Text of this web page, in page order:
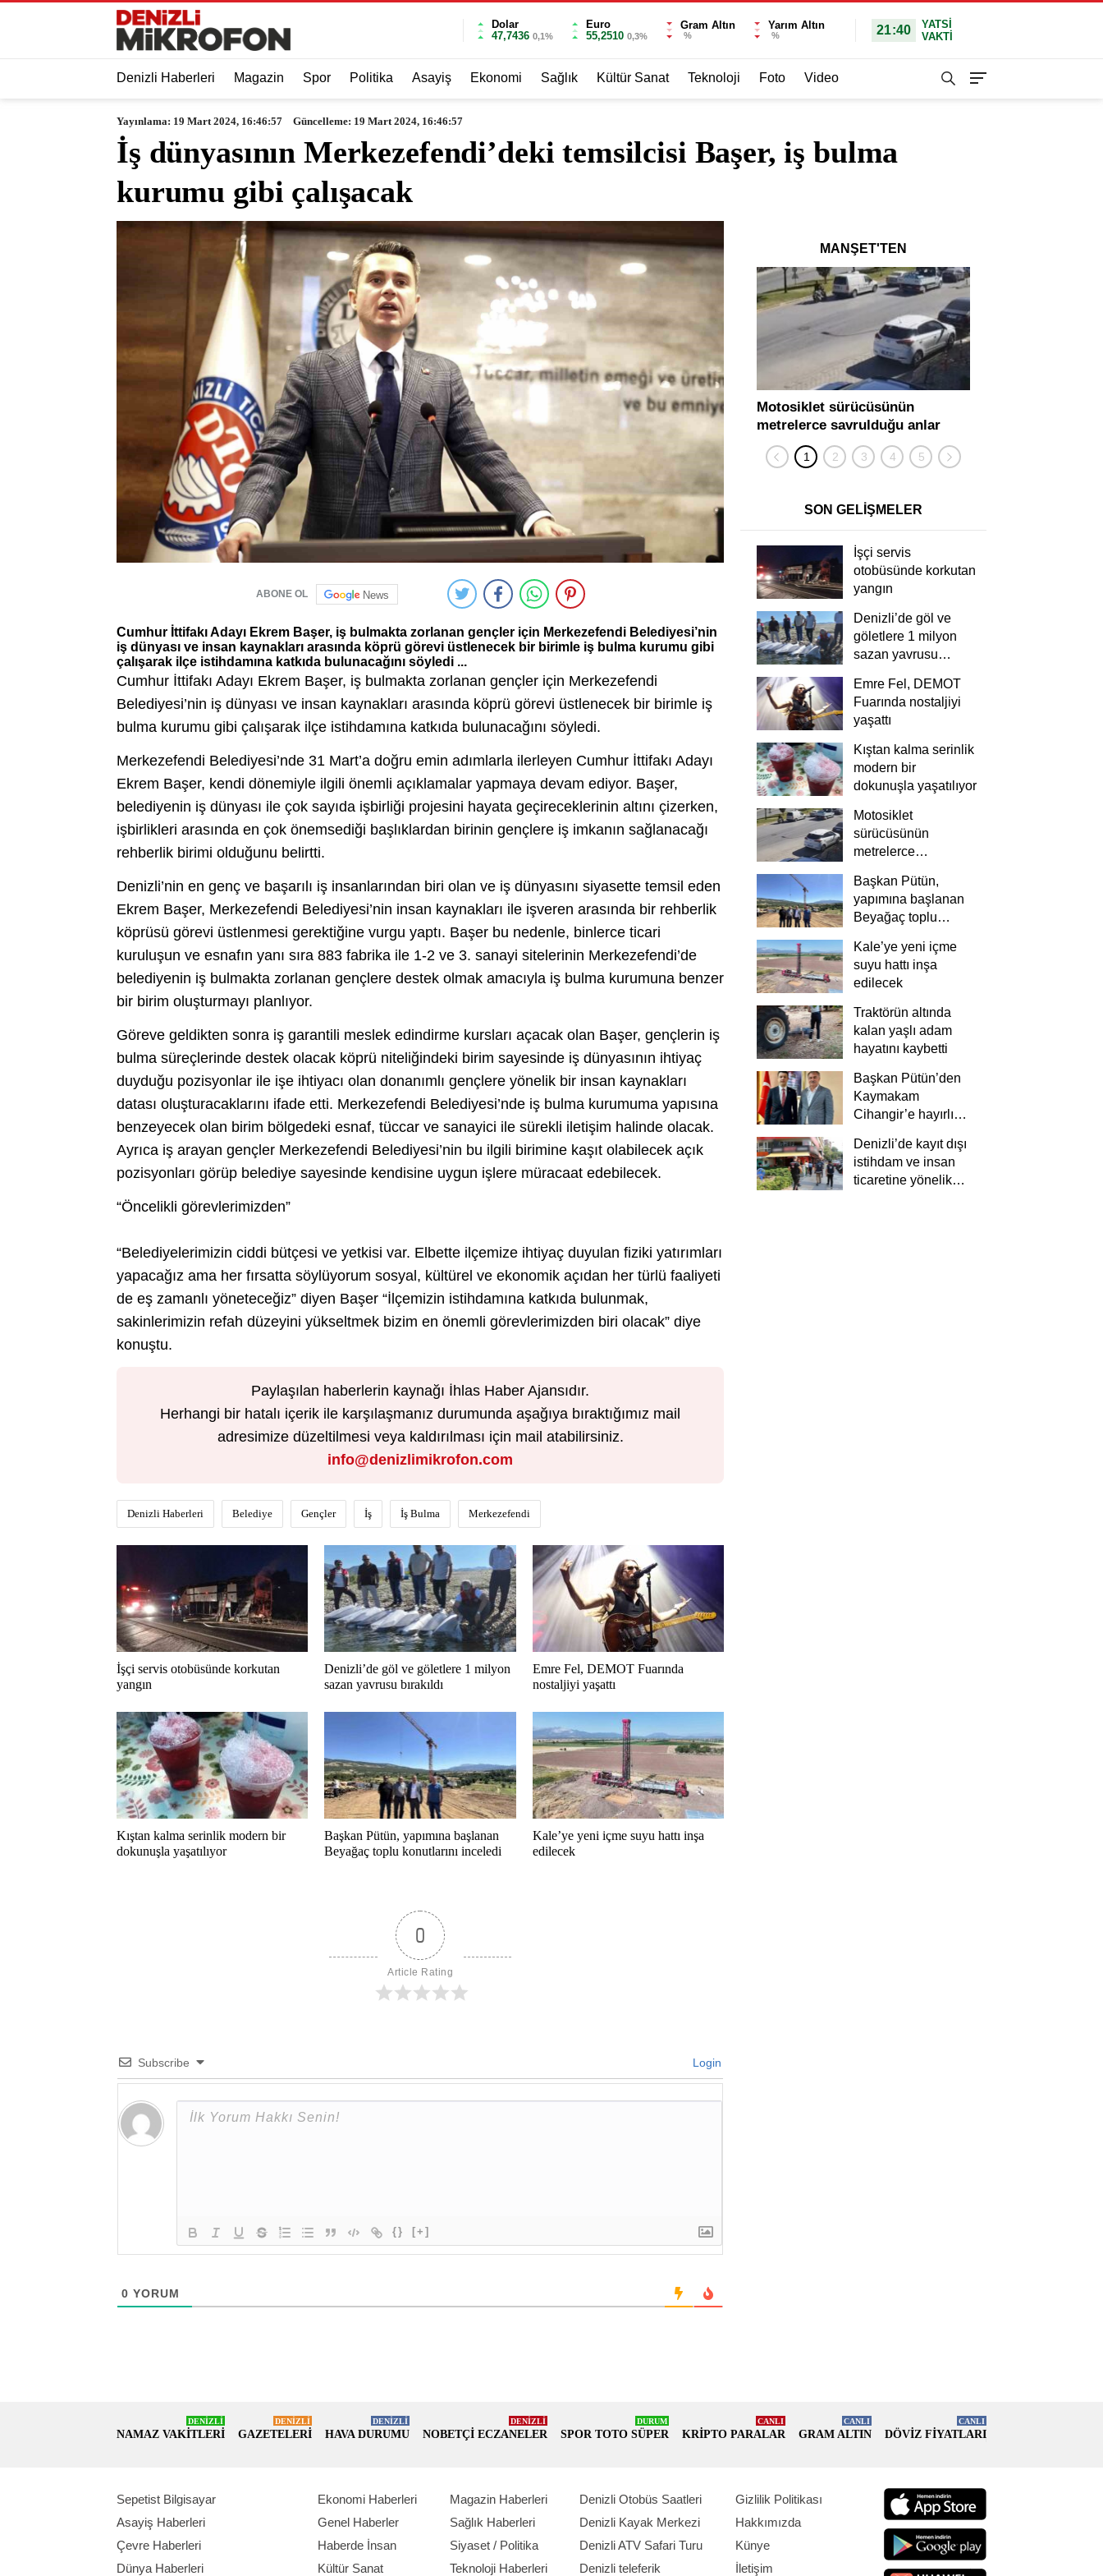
Dolar
47,7436 0,1%
Euro
55,2510 0,3%
Gram Altın
%
Yarım Altın
% 21:40
YATSI
VAKTİ
Denizli Haberleri Magazin Spor Politika Asayiş Ekonomi Sağlık Kültür Sanat Teknoloji Foto Video
Yayınlama: 19 Mart 2024, 16:46:57 Güncelleme: 19 Mart 2024, 16:46:57
İş dünyasının Merkezefendi’deki temsilcisi Başer, iş bulma
kurumu gibi çalışacak
ABONE OL News
Cumhur İttifakı Adayı Ekrem Başer, iş bulmakta zorlanan gençler için Merkezefendi Belediyesi’nin
iş dünyası ve insan kaynakları arasında köprü görevi üstlenecek bir birimle iş bulma kurumu gibi
çalışarak ilçe istihdamına katkıda bulunacağını söyledi ...
Cumhur İttifakı Adayı Ekrem Başer, iş bulmakta zorlanan gençler için Merkezefendi
Belediyesi’nin iş dünyası ve insan kaynakları arasında köprü görevi üstlenecek bir birimle iş
bulma kurumu gibi çalışarak ilçe istihdamına katkıda bulunacağını söyledi.
Merkezefendi Belediyesi’nde 31 Mart’a doğru emin adımlarla ilerleyen Cumhur İttifakı Adayı
Ekrem Başer, kendi dönemiyle ilgili önemli açıklamalar yapmaya devam ediyor. Başer,
belediyenin iş dünyası ile çok sayıda işbirliği projesini hayata geçireceklerinin altını çizerken,
işbirlikleri arasında en çok önemsediği başlıklardan birinin gençlere iş imkanın sağlanacağı
rehberlik birimi olduğunu belirtti.
Denizli’nin en genç ve başarılı iş insanlarından biri olan ve iş dünyasını siyasette temsil eden
Ekrem Başer, Merkezefendi Belediyesi’nin insan kaynakları ile işveren arasında bir rehberlik
köprüsü görevi üstlenmesi gerektiğine vurgu yaptı. Başer bu nedenle, binlerce ticari
kuruluşun ve esnafın yanı sıra 883 fabrika ile 1-2 ve 3. sanayi sitelerinin Merkezefendi’de
belediyenin iş bulmakta zorlanan gençlere destek olmak amacıyla iş bulma kurumuna benzer
bir birim oluşturmayı planlıyor.
Göreve geldikten sonra iş garantili meslek edindirme kursları açacak olan Başer, gençlerin iş
bulma süreçlerinde destek olacak köprü niteliğindeki birim sayesinde iş dünyasının ihtiyaç
duyduğu pozisyonlar ile işe ihtiyacı olan donanımlı gençlere yönelik bir insan kaynakları
datası oluşturacaklarını ifade etti. Merkezefendi Belediyesi’nde iş bulma kurumuma yapısına
benzeyecek olan birim bölgedeki esnaf, tüccar ve sanayici ile sürekli iletişim halinde olacak.
Ayrıca iş arayan gençler Merkezefendi Belediyesi’nin bu ilgili birimine kaşıt olabilecek açık
pozisyonları görüp belediye sayesinde kendisine uygun işlere müracaat edebilecek.
“Öncelikli görevlerimizden”
“Belediyelerimizin ciddi bütçesi ve yetkisi var. Elbette ilçemize ihtiyaç duyulan fiziki yatırımları
yapacağız ama her fırsatta söylüyorum sosyal, kültürel ve ekonomik açıdan her türlü faaliyeti
de eş zamanlı yöneteceğiz” diyen Başer “İlçemizin istihdamına katkıda bulunmak,
sakinlerimizin refah düzeyini yükseltmek bizim en önemli görevlerimizden biri olacak” diye
konuştu.
Paylaşılan haberlerin kaynağı İhlas Haber Ajansıdır.
Herhangi bir hatalı içerik ile karşılaşmanız durumunda aşağıya bıraktığımız mail
adresimize düzeltilmesi veya kaldırılması için mail atabilirsiniz.
info@denizlimikrofon.com
Denizli Haberleri Belediye Gençler İş İş Bulma Merkezefendi
İşçi servis otobüsünde korkutan
yangın
Denizli’de göl ve göletlere 1 milyon
sazan yavrusu bırakıldı
Emre Fel, DEMOT Fuarında
nostaljiyi yaşattı
Kıştan kalma serinlik modern bir
dokunuşla yaşatılıyor
Başkan Pütün, yapımına başlanan
Beyağaç toplu konutlarını inceledi
Kale’ye yeni içme suyu hattı inşa
edilecek
0
Article Rating
Subscribe Login
{} [+]
0 YORUM
MANŞET'TEN
Motosiklet sürücüsünün
metrelerce savrulduğu anlar
güvenlik kamerasında
SON GELİŞMELER
İşçi servis
otobüsünde korkutan
yangın
Denizli’de göl ve
göletlere 1 milyon
sazan yavrusu
Emre Fel, DEMOT
Fuarında nostaljiyi
yaşattı
Kıştan kalma serinlik
modern bir
dokunuşla yaşatılıyor
Motosiklet
sürücüsünün
metrelerce
güvenlik
kamerasında
Başkan Pütün,
yapımına başlanan
Beyağaç toplu
Kale’ye yeni içme
suyu hattı inşa
edilecek
Traktörün altında
kalan yaşlı adam
hayatını kaybetti
Başkan Pütün’den
Kaymakam
Cihangir’e hayırlı
Denizli’de kayıt dışı
istihdam ve insan
ticaretine yönelik
NAMAZ VAKİTLERİ
DENİZLİ
GAZETELERİ
DENİZLİ
HAVA DURUMU
DENİZLİ
NOBETÇİ ECZANELER
DENİZLİ
SPOR TOTO SÜPER
DURUM
KRİPTO PARALAR
CANLI
GRAM ALTIN
CANLI
DÖVİZ FİYATLARI
CANLI
Sepetist Bilgisayar
Asayiş Haberleri
Çevre Haberleri
Dünya Haberleri
Ekonomi Haberleri
Genel Haberler
Haberde İnsan
Kültür Sanat
Magazin Haberleri
Sağlık Haberleri
Siyaset / Politika
Teknoloji Haberleri
Denizli Otobüs Saatleri
Denizli Kayak Merkezi
Denizli ATV Safari Turu
Denizli teleferik
Gizlilik Politikası
Hakkımızda
Künye
İletişim